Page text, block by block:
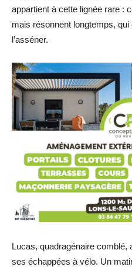
appartient à cette lignée rare :
mais résonnent longtemps, qui
l’asséner.
Lucas, quadragénaire
ses échappées à vélo. Un